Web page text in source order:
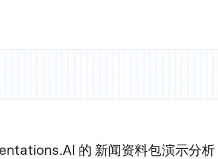
的 新闻资料包演示分析